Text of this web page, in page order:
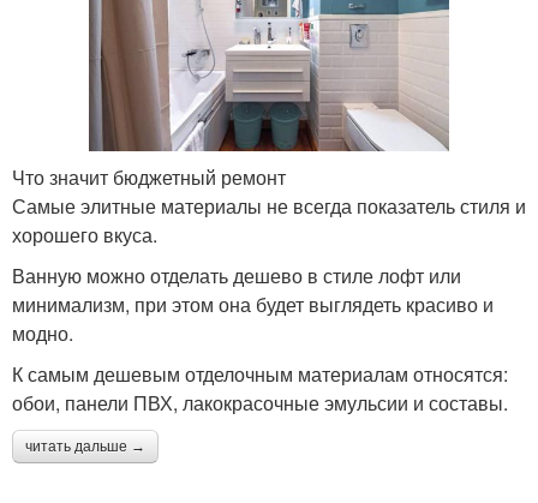
Что значит бюджетный ремонт
Самые элитные материалы не всегда показатель стиля и
хорошего вкуса.
Ванную можно отделать дешево в стиле лофт или
минимализм, при этом она будет выглядеть красиво и
модно.
К самым дешевым отделочным материалам относятся:
обои, панели ПВХ, лакокрасочные эмульсии и составы.
читать дальше →